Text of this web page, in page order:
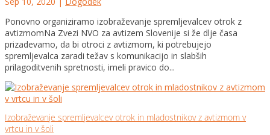
Ponovno organiziramo izobraževanje spremljevalcev otrok z
avtizmomNa Zvezi NVO za avtizem Slovenije si že dlje časa
prizadevamo, da bi otroci z avtizmom, ki potrebujejo
spremljevalca zaradi težav s komunikacijo in slabših
prilagoditvenih spretnosti, imeli pravico do...
Izobraževanje spremljevalcev otrok in mladostnikov z avtizmom v
vrtcu in v šoli